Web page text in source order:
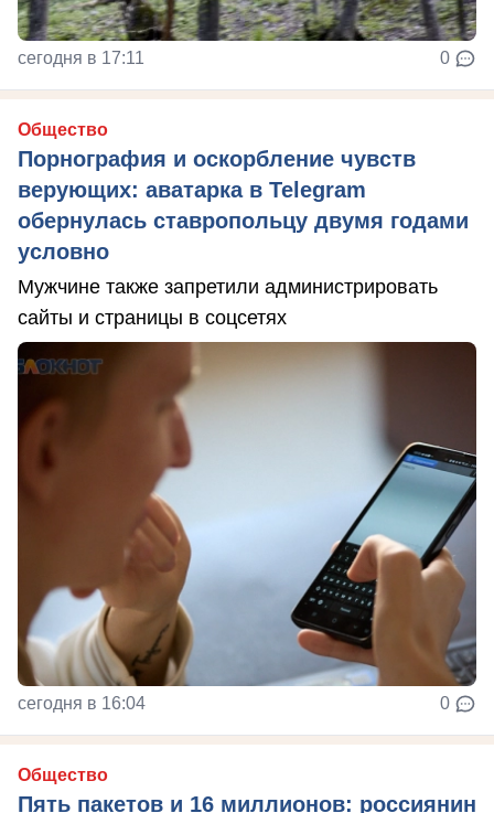
сегодня в 17:11 0
Общество
Порнография и оскорбление чувств
верующих: аватарка в Telegram
обернулась ставропольцу двумя годами
условно
Мужчине также запретили администрировать
сайты и страницы в соцсетях
сегодня в 16:04 0
Общество
Пять пакетов и 16 миллионов: россиянин